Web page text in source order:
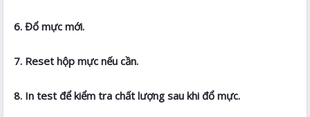
6. Đổ mực mới.
7. Reset hộp mực nếu cần.
8. In test để kiểm tra chất lượng sau khi đổ mực.